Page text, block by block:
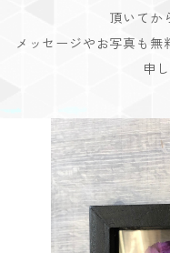
頂いてか
メッセージやお写真も無
申